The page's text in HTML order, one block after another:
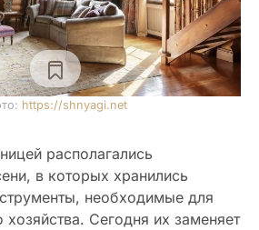
https://shnyagi.net
располагались
в которых хранились
необходимые для
Сегодня их заменяет